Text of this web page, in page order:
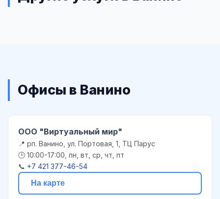
Офисы в Ванино
ООО "Виртуальный мир"
📍 рп. Ванино, ул. Портовая, 1, ТЦ Парус
🕒 10:00-17:00, пн, вт, ср, чт, пт
📞 +7 421 377-46-54
На карте